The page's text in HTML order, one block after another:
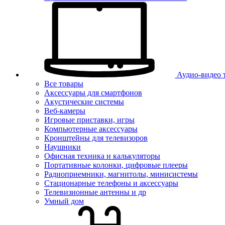
Аудио-видео
Все товары
Аксессуары для смартфонов
Акустические системы
Веб-камеры
Игровые приставки, игры
Компьютерные аксессуары
Кронштейны для телевизоров
Наушники
Офисная техника и калькуляторы
Портативные колонки, цифровые плееры
Радиоприемники, магнитолы, минисистемы
Стационарные телефоны и аксессуары
Телевизионные антенны и др
Умный дом